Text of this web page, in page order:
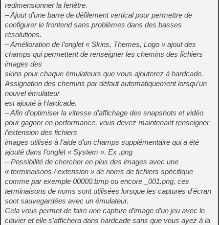
redimensionner la fenêtre.
– Ajout d’une barre de défilement vertical pour permettre de
configurer le frontend sans problèmes dans des basses
résolutions.
– Amélioration de l’onglet « Skins, Themes, Logo » ajout des
champs qui permettent de renseigner les chemins des fichiers
images des
skins pour chaque émulateurs que vous ajouterez à hardcade.
Assignation des chemins par défaut automatiquement lorsqu’un
nouvel émulateur
est ajouté à Hardcade.
– Afin d’optimiser la vitesse d’affichage des snapshots et vidéo
pour gagner en performance, vous devez maintenant renseigner
l’extension des fichiers
images utilisés à l’aide d’un champs supplémentaire qui a été
ajouté dans l’onglet « System ». Ex .png
– Possibilité de chercher en plus des images avec une
« terminaisons / extension » de noms de fichiers spécifique
comme par exemple 00000.bmp ou encore _001.png, ces
terminaisons de noms sont utilisées lorsque les captures d’écran
sont sauvegardées avec un émulateur.
Cela vous permet de faire une capture d’image d’un jeu avec le
clavier et elle s’affichera dans hardcade sans que vous ayez à la